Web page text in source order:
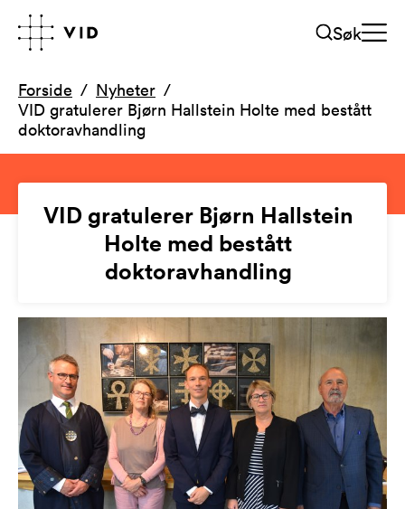
Søk
Forside
Nyheter
VID gratulerer Bjørn Hallstein Holte med bestått
doktoravhandling
VID gratulerer Bjørn Hallstein
Holte med bestått
doktoravhandling